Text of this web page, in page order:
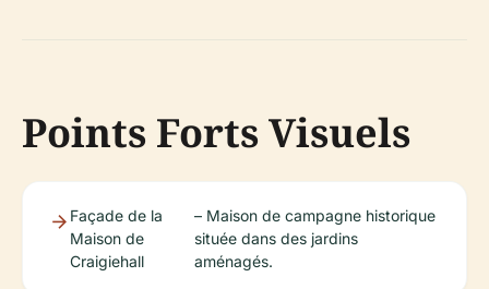
Points Forts Visuels
Façade de la
Maison de
Craigiehall
– Maison de campagne historique
située dans des jardins
aménagés.